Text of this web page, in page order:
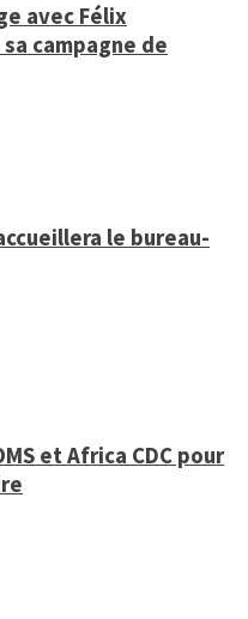
avec Félix
sa campagne de
le bureau-
et Africa CDC pour